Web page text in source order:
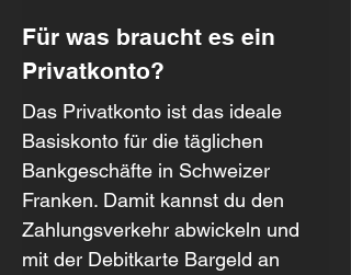
Für was braucht es ein
Privatkonto?
Das Privatkonto ist das ideale
Basiskonto für die täglichen
Bankgeschäfte in Schweizer
Franken. Damit kannst du den
Zahlungsverkehr abwickeln und
mit der Debitkarte Bargeld an